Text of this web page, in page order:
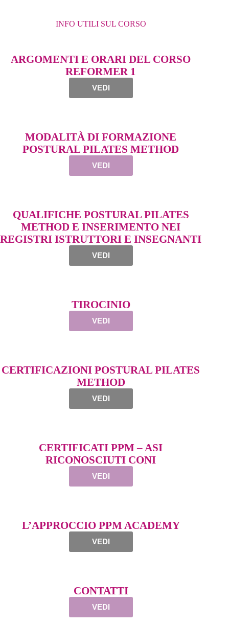
INFO UTILI SUL CORSO
ARGOMENTI E ORARI DEL CORSO
REFORMER 1
VEDI
MODALITÀ DI FORMAZIONE
POSTURAL PILATES METHOD
VEDI
QUALIFICHE POSTURAL PILATES
METHOD E INSERIMENTO NEI
REGISTRI ISTRUTTORI E INSEGNANTI
VEDI
TIROCINIO
VEDI
CERTIFICAZIONI POSTURAL PILATES
METHOD
VEDI
CERTIFICATI PPM – ASI
RICONOSCIUTI CONI
VEDI
L’APPROCCIO PPM ACADEMY
VEDI
CONTATTI
VEDI